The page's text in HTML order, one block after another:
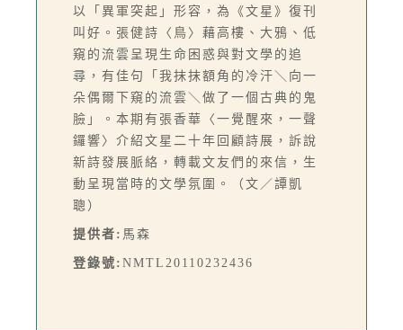
以「異軍突起」形容，為《文星》復刊
叫好。張健詩〈鳥〉藉高樓、大鴉、低
窺的流雲呈現生命困惑與對文學的追
尋，有佳句「我抹抹額角的冷汗＼向一
朵偶爾下窺的流雲＼做了一個古典的鬼
臉」。本期有張香華〈一覺醒來，一聲
鑼響〉介紹文星二十年回顧詩展，訴說
新詩發展脈絡，轉載文友們的來信，生
動呈現當時的文學氛圍。（文／譚凱
聰）
提供者: 馬森
登錄號: NMTL20110232436